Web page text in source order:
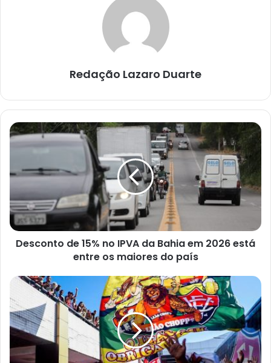
Redação Lazaro Duarte
Desconto
de
IPVA
da
Bahia
em
2026
está
maiores
país
Desconto de 15% no IPVA da Bahia em 2026 está
entre os maiores do país
Ex-
nega
acerto
com
time
da